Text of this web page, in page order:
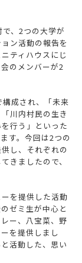
、2つの大学が
ン活動の報告を
ティハウスにじ
のメンバーが2
成され、「未来
川内村民の生き
行う」といった
す。今回は2つの
し、それぞれの
きましたので、
を提供した活動
ゼミ生が中心と
ー、八宝菜、野
を提供しまし
活動した、思い